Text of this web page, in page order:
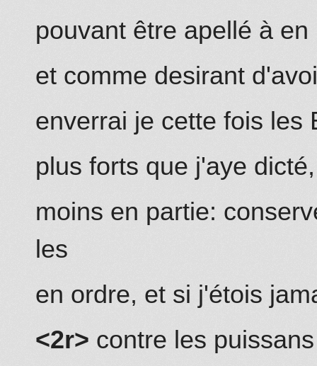
pouvant être apellé à
et comme desirant
enverrai je cette fois les
plus forts que j'aye
moins en partie:
les
en ordre, et si j'étois
<2r> contre les